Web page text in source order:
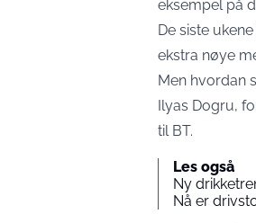
eksempel på
De siste
ekstra nøye
Men hvordan
Ilyas Dogru,
til BT.
Les også
Ny
Nå er